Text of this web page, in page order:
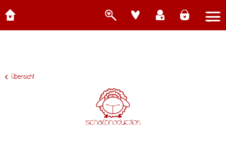
Übersicht